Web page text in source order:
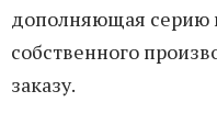
дополняющая
собственного
заказу.